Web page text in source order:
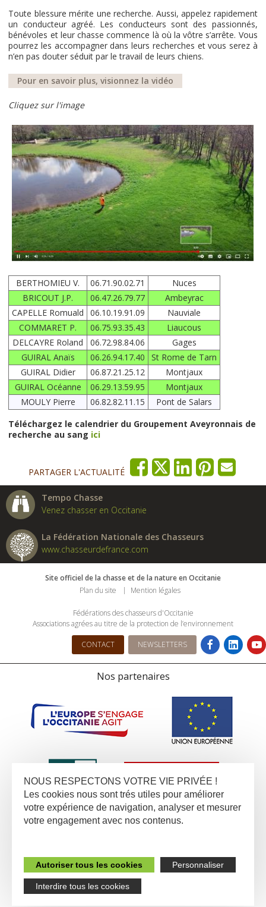
Toute blessure mérite une recherche. Aussi, appelez rapidement
un conducteur agréé. Les conducteurs sont des passionnés,
bénévoles et leur chasse commence là où la vôtre s’arrête. Vous
pourrez les accompagner dans leurs recherches et vous serez à
n’en pas douter séduit par le travail de leurs chiens.
Pour en savoir plus, visionnez la vidéo
Cliquez sur l'image
BERTHOMIEU V. 06.71.90.02.71
Nuces
BRICOUT J.P.
06.47.26.79.77
Ambeyrac
CAPELLE Romuald
06.10.19.91.09
Nauviale
COMMARET P.
06.75.93.35.43
Liaucous
DELCAYRE Roland
06.72.98.84.06
Gages
GUIRAL Anaïs
06.26.94.17.40
St Rome de Tarn
GUIRAL Didier
06.87.21.25.12
Montjaux
GUIRAL Océanne
06.29.13.59.95
Montjaux
MOULY Pierre
06.82.82.11.15
Pont de Salars
Téléchargez le calendrier du Groupement Aveyronnais de
recherche au sang ici
PARTAGER L'ACTUALITÉ
Tempo Chasse
Venez chasser en Occitanie
La Fédération Nationale des Chasseurs
www.chasseurdefrance.com
Site officiel de la chasse et de la nature en Occitanie
Plan du site
Mention légales
Fédérations des chasseurs d'Occitanie
Associations agrées au titre de la protection de l’environnement
CONTACT NEWSLETTERS
Nos partenaires
NOUS RESPECTONS VOTRE VIE PRIVÉE !
Les cookies nous sont trés utiles pour améliorer
votre expérience de navigation, analyser et mesurer
votre engagement avec nos contenus.
Autoriser tous les cookies Personnaliser
Interdire tous les cookies